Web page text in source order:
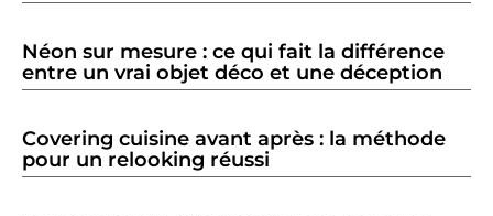
Néon sur mesure : ce qui fait la différence
entre un vrai objet déco et une déception
Covering cuisine avant après : la méthode
pour un relooking réussi